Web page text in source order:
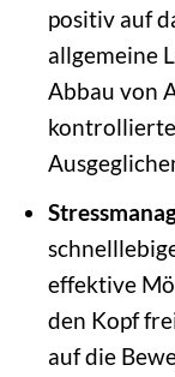
positiv auf
allgemeine
Abbau von
effektive
den Kopf
auf die